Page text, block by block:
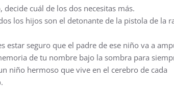
cuál de los dos necesitas más.
los hijos son el detonante de la pistola de la
estar seguro que el padre de ese niño va a
de tu nombre bajo la sombra para
niño hermoso que vive en el cerebro de cada